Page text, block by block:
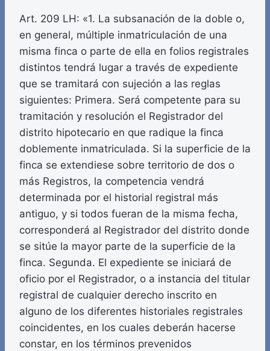
Art. 209 LH: «1. La subsanación de la doble o,
en general, múltiple inmatriculación de una
misma finca o parte de ella en folios registrales
distintos tendrá lugar a través de expediente
que se tramitará con sujeción a las reglas
siguientes: Primera. Será competente para su
tramitación y resolución el Registrador del
distrito hipotecario en que radique la finca
doblemente inmatriculada. Si la superficie de la
finca se extendiese sobre territorio de dos o
más Registros, la competencia vendrá
determinada por el historial registral más
antiguo, y si todos fueran de la misma fecha,
corresponderá al Registrador del distrito donde
se sitúe la mayor parte de la superficie de la
finca. Segunda. El expediente se iniciará de
oficio por el Registrador, o a instancia del titular
registral de cualquier derecho inscrito en
alguno de los diferentes historiales registrales
coincidentes, en los cuales deberán hacerse
constar, en los términos prevenidos